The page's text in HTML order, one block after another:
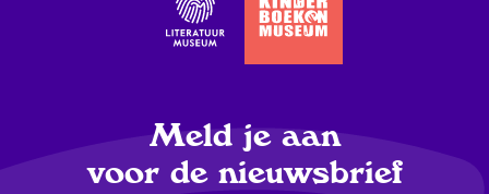
Meld je aan
voor de nieuwsbrief